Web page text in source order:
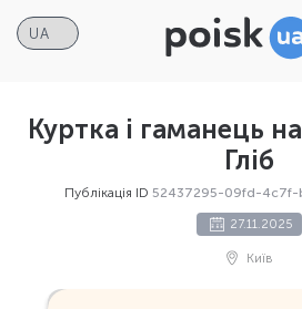
Куртка і гаманець
Гліб
Публікація ID 52437295-09fd-
27.11.2025
Київ